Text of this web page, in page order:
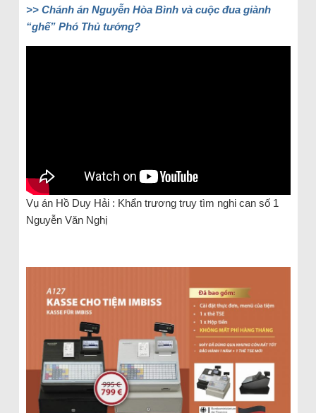
>> Chánh án Nguyễn Hòa Bình và cuộc đua giành
“ghế” Phó Thủ tướng?
Vụ án Hồ Duy Hải : Khẩn trương truy tìm nghi can số 1
Nguyễn Văn Nghị